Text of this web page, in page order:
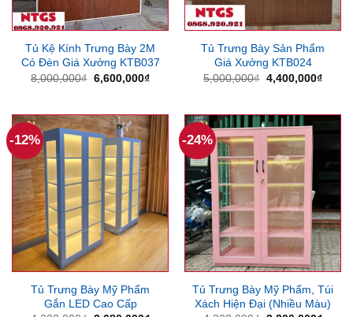
Tủ Kệ Kính Trưng Bày 2M
Có Đèn Giá Xưởng KTB037
8,000,000₫ Giá
6,600,000₫Giá
6,600,000₫.
Tủ Trưng Bày Sản Phẩm
Giá Xưởng KTB024
5,000,000₫ Giá
4,400,000₫Giá
-12%
Tủ Trưng Bày Mỹ Phẩm
Gắn LED Cao Cấp
-24%
Tủ Trưng Bày Mỹ Phẩm, Túi
Xách Hiện Đại (Nhiều Màu)